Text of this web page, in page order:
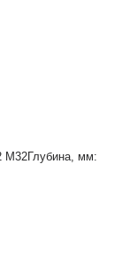
M32Глубина, мм: